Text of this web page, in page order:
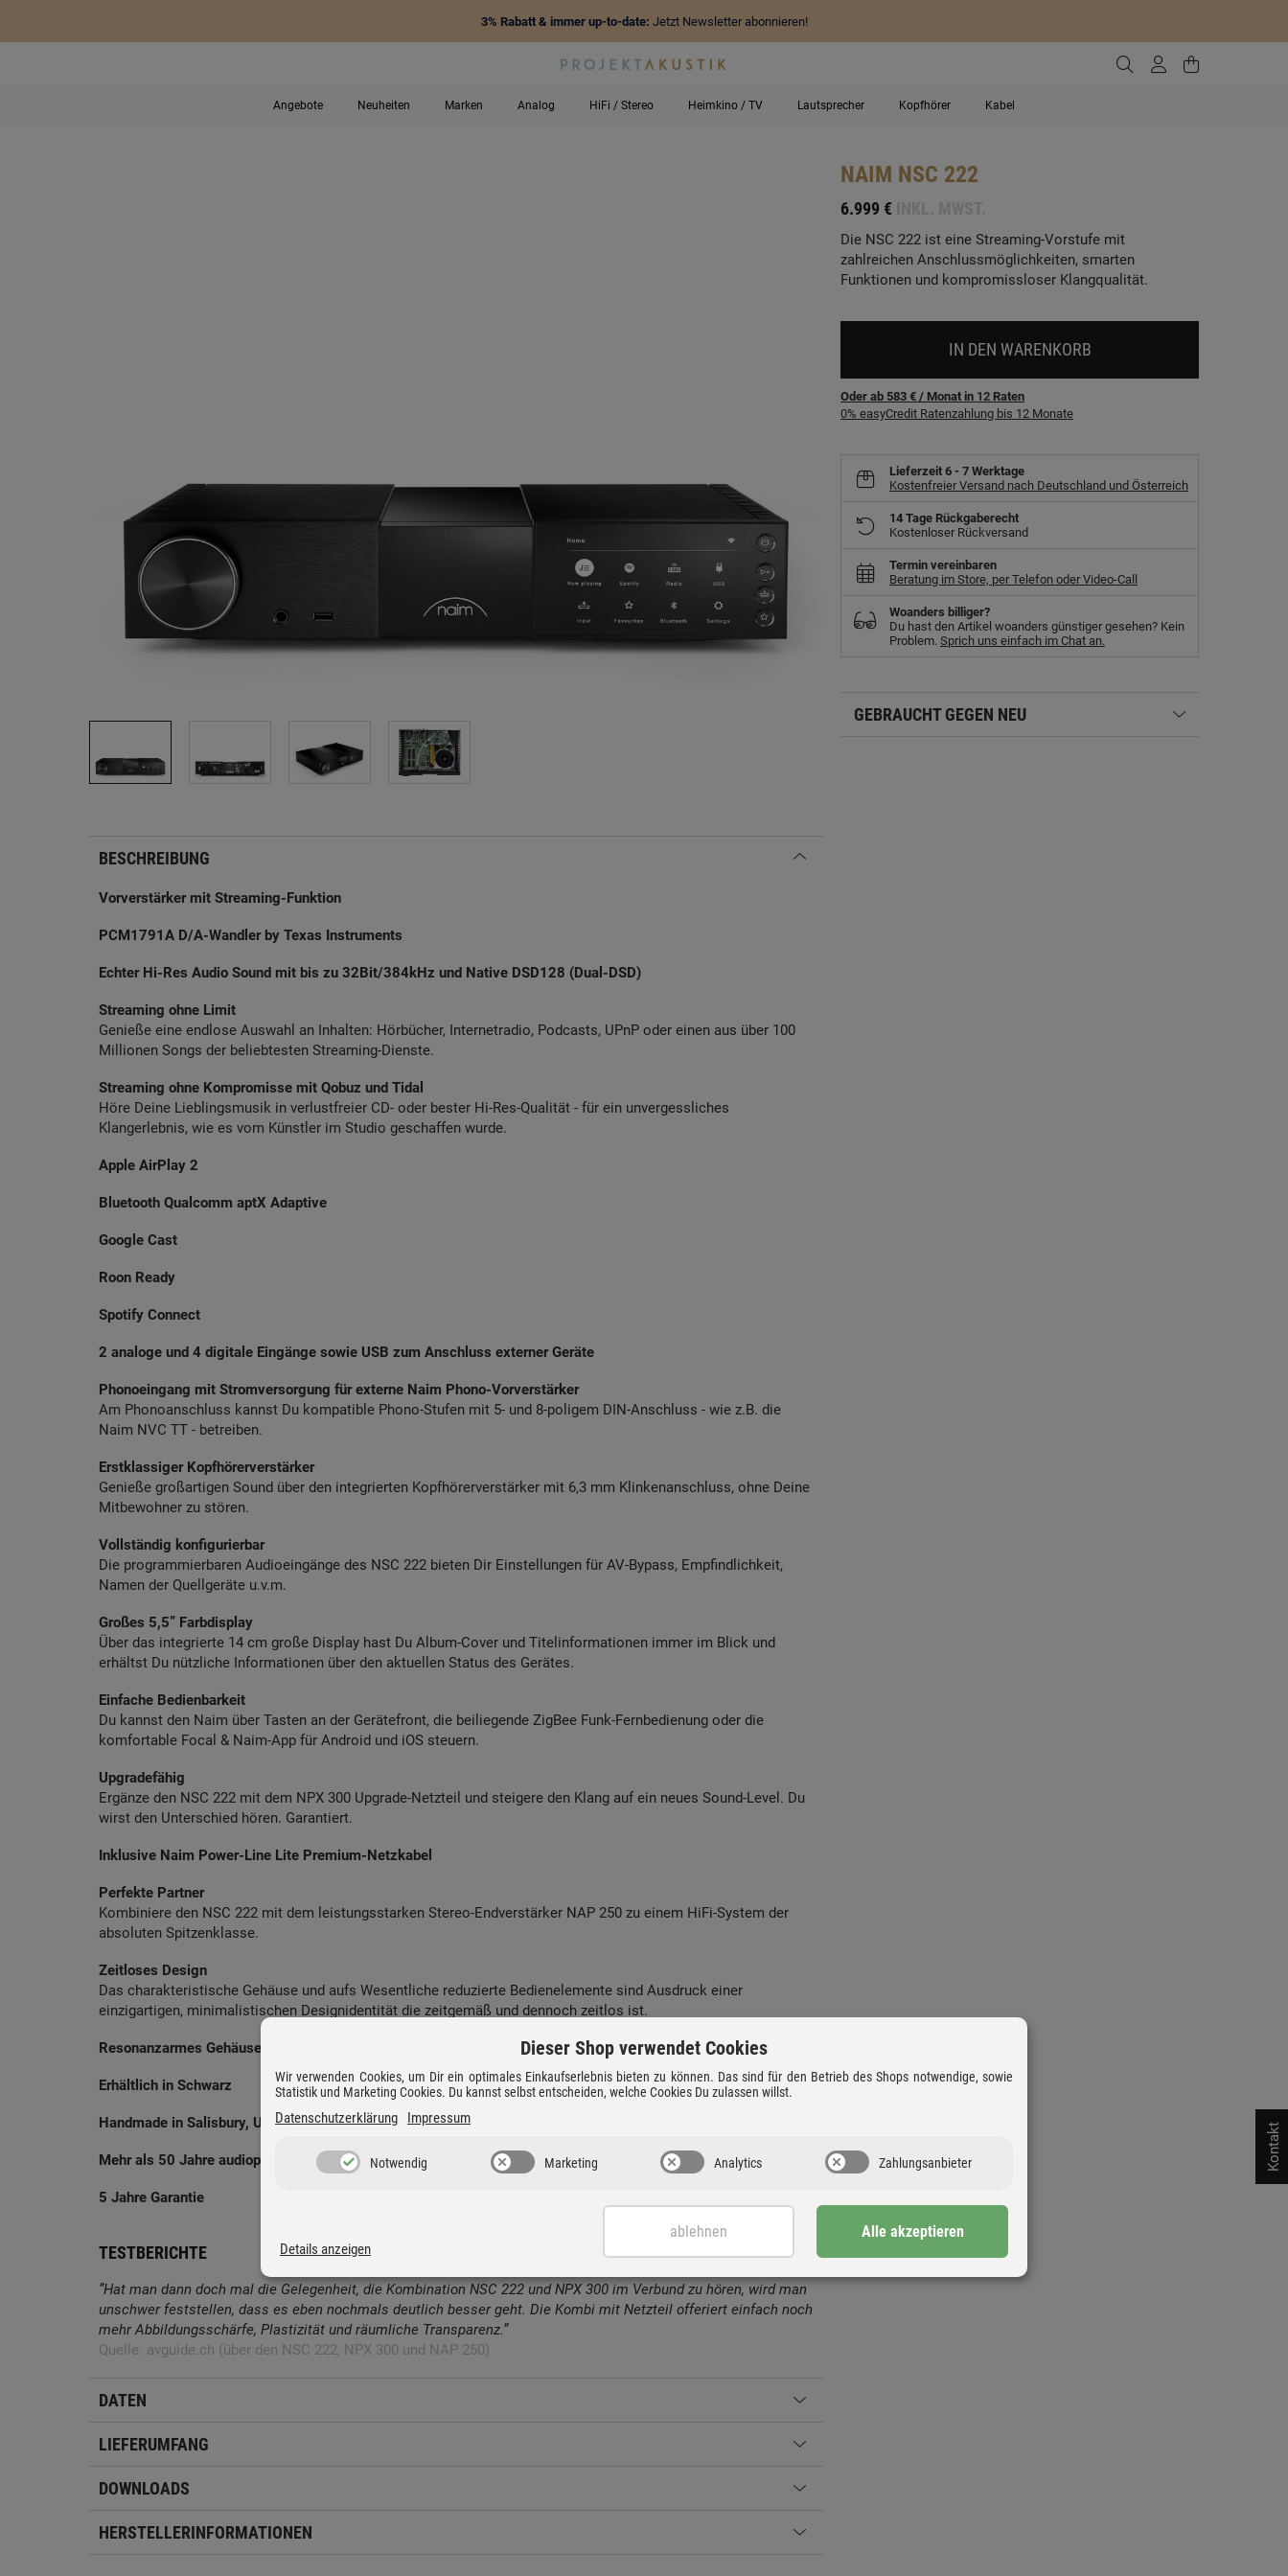
3% Rabatt & immer up-to-date:
Zur Suche gehen
ZumZum
Angebote Neuheiten Marken Analog HiFi / Stereo Heimkino / TV Lautsprecher Kopfhörer Kabel
BESCHREIBUNG
Vorverstärker mit Streaming-Funktion
PCM1791A D/A-Wandler by Texas Instruments
Echter Hi-Res Audio Sound mit bis zu 32Bit/384kHz und Native DSD128 (Dual-DSD)
Streaming ohne Limit
Genieße eine endlose Auswahl an Inhalten: Hörbücher, Internetradio, Podcasts, UPnP oder einen aus über 100
Millionen Songs der beliebtesten Streaming-Dienste.
Streaming ohne Kompromisse mit Qobuz und Tidal
Höre Deine Lieblingsmusik in verlustfreier CD- oder bester Hi-Res-Qualität - für ein unvergessliches
Klangerlebnis, wie es vom Künstler im Studio geschaffen wurde.
Apple AirPlay 2
Bluetooth Qualcomm aptX Adaptive
Google Cast
Roon Ready
Spotify Connect
2 analoge und 4 digitale Eingänge sowie USB zum Anschluss externer Geräte
Phonoeingang mit Stromversorgung für externe Naim Phono-Vorverstärker
Am Phonoanschluss kannst Du kompatible Phono-Stufen mit 5- und 8-poligem DIN-Anschluss - wie z.B. die
Naim NVC TT - betreiben.
Erstklassiger Kopfhörerverstärker
Genieße großartigen Sound über den integrierten Kopfhörerverstärker mit 6,3 mm Klinkenanschluss, ohne Deine
Mitbewohner zu stören.
Vollständig konfigurierbar
Die programmierbaren Audioeingänge des NSC 222 bieten Dir Einstellungen für AV-Bypass, Empfindlichkeit,
Namen der Quellgeräte u.v.m.
Großes 5,5” Farbdisplay
Über das integrierte 14 cm große Display hast Du Album-Cover und Titelinformationen immer im Blick und
erhältst Du nützliche Informationen über den aktuellen Status des Gerätes.
Einfache Bedienbarkeit
Du kannst den Naim über Tasten an der Gerätefront, die beiliegende ZigBee Funk-Fernbedienung oder die
komfortable Focal & Naim-App für Android und iOS steuern.
Upgradefähig
Ergänze den NSC 222 mit dem NPX 300 Upgrade-Netzteil und steigere den Klang auf ein neues Sound-Level. Du
wirst den Unterschied hören. Garantiert.
Inklusive Naim Power-Line Lite Premium-Netzkabel
Perfekte Partner
Kombiniere den NSC 222 mit dem leistungsstarken Stereo-Endverstärker NAP 250 zu einem HiFi-System der
absoluten Spitzenklasse.
Zeitloses Design
Das charakteristische Gehäuse und aufs Wesentliche reduzierte Bedienelemente sind Ausdruck einer
einzigartigen, minimalistischen Designidentität die zeitgemäß und dennoch zeitlos ist.
Resonanzarmes Gehäuse aus Aluminium mit Antivibrationsfüssen
Erhältlich in Schwarz
Handmade in Salisbury, UK
Mehr als 50 Jahre audiophile Expertise
5 Jahre Garantie
TESTBERICHTE
”Hat man dann doch mal die Gelegenheit, die Kombination NSC 222 und NPX 300 im Verbund zu hören, wird man
unschwer feststellen, dass es eben nochmals deutlich besser geht. Die Kombi mit Netzteil offeriert einfach noch
mehr Abbildungsschärfe, Plastizität und räumliche Transparenz.”
Quelle: avguide.ch (über den NSC 222, NPX 300 und NAP 250)
DATEN
LIEFERUMFANG
DOWNLOADS
HERSTELLERINFORMATIONEN
NAIM NSC 222
6.999 €
Die NSC 222 ist eine Streaming-Vorstufe mit
zahlreichen Anschlussmöglichkeiten, smarten
Funktionen und kompromissloser Klangqualität.
IN DEN WARENKORB
Oder ab 583 € / Monat in 12 Raten
0% easyCredit Ratenzahlung bis 12 Monate
Lieferzeit 6 - 7 Werktage
Kostenfreier Versand nach Deutschland und Österreich
14 Tage Rückgaberecht
Kostenloser Rückversand
Termin vereinbaren
Beratung im Store, per Telefon oder Video-Call
Woanders billiger?
Du hast den Artikel woanders günstiger gesehen? Kein
Problem. Sprich uns einfach im Chat an.
GEBRAUCHT GEGEN NEU
Kontakt
Dieser Shop verwendet Cookies
Wir verwenden Cookies, um Dir ein optimales Einkaufserlebnis bieten zu können. Das sind für den Betrieb des Shops notwendige, sowie
Statistik und Marketing Cookies. Du kannst selbst entscheiden, welche Cookies Du zulassen willst.
Datenschutzerklärung Impressum
Notwendig Marketing Analytics Zahlungsanbieter
Details anzeigen
ablehnen Alle akzeptieren